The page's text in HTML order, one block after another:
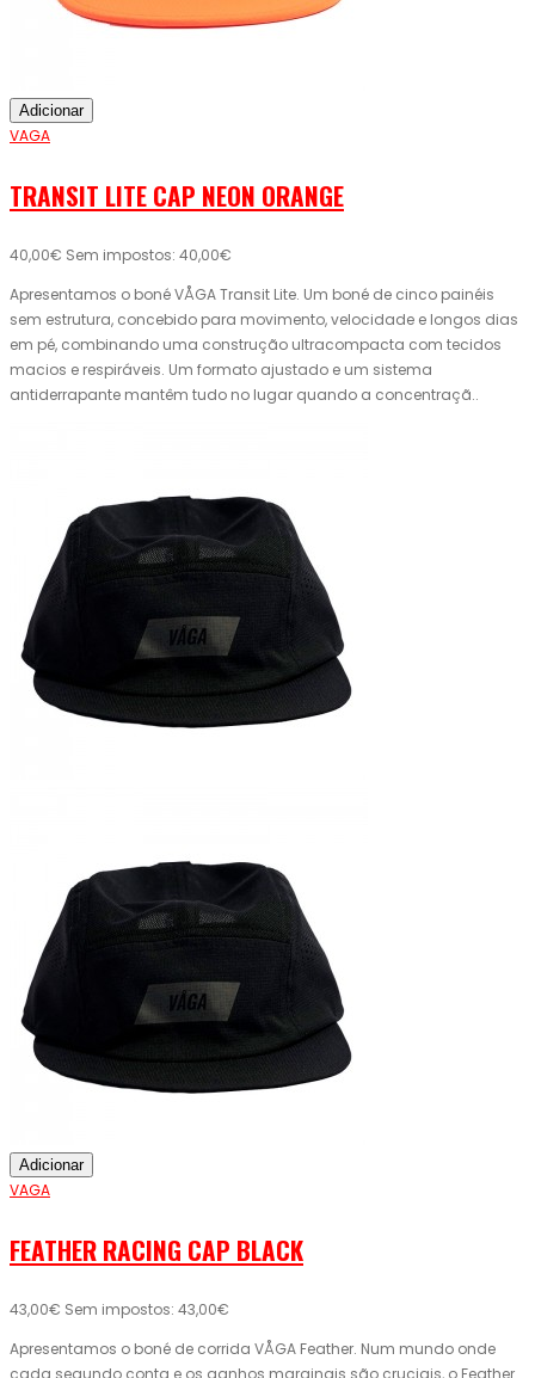
Adicionar
VAGA
TRANSIT LITE CAP NEON ORANGE
40,00€ Sem impostos: 40,00€
Apresentamos o boné VÅGA Transit Lite. Um boné de cinco painéis
sem estrutura, concebido para movimento, velocidade e longos dias
em pé, combinando uma construção ultracompacta com tecidos
macios e respiráveis. Um formato ajustado e um sistema
antiderrapante mantêm tudo no lugar quando a concentraçã..
Adicionar
VAGA
FEATHER RACING CAP BLACK
43,00€ Sem impostos: 43,00€
Apresentamos o boné de corrida VÅGA Feather. Num mundo onde